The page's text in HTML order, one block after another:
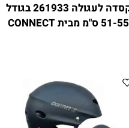
קסדה לעגולה 261933 בגודל
51-55 ס"מ מבית CONNECT